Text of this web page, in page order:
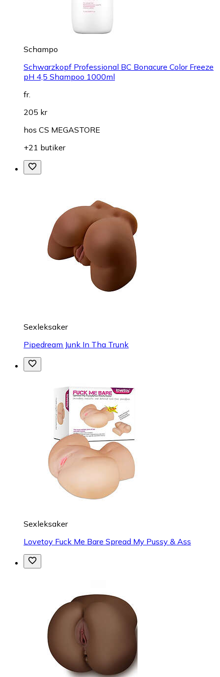
Schampo
Schwarzkopf Professional BC Bonacure Color Freeze
pH 4,5 Shampoo 1000ml
fr.
205 kr
hos CS MEGASTORE
+21 butiker
Sexleksaker
Pipedream Junk In Tha Trunk
Sexleksaker
Lovetoy Fuck Me Bare Spread My Pussy & Ass